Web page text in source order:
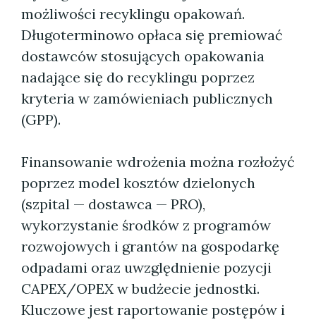
możliwości recyklingu opakowań.
Długoterminowo opłaca się premiować
dostawców stosujących opakowania
nadające się do recyklingu poprzez
kryteria w zamówieniach publicznych
(GPP).
Finansowanie wdrożenia można rozłożyć
poprzez model kosztów dzielonych
(szpital — dostawca — PRO),
wykorzystanie środków z programów
rozwojowych i grantów na gospodarkę
odpadami oraz uwzględnienie pozycji
CAPEX/OPEX w budżecie jednostki.
Kluczowe jest raportowanie postępów i